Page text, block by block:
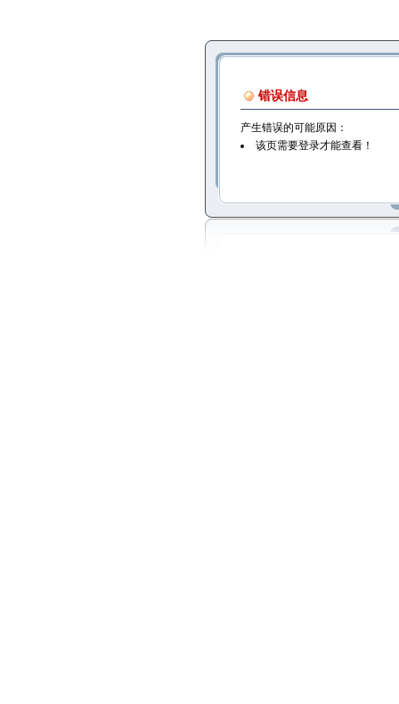
错误信息
产生错误的可能原因：
该页需要登录才能查看！